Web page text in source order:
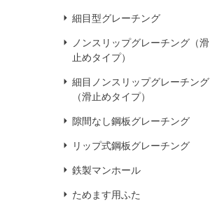
細目型グレーチング
ノンスリップグレーチング（滑
止めタイプ）
細目ノンスリップグレーチング
（滑止めタイプ）
隙間なし鋼板グレーチング
リップ式鋼板グレーチング
鉄製マンホール
ためます用ふた